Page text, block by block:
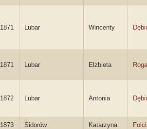
1871 Lubar Wincenty
1871 Lubar Elżbieta
1872 Lubar Antonia
1873 Sidorów Katarzyna